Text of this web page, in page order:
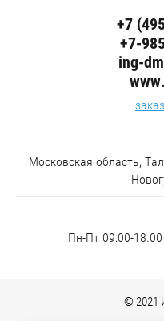
+7
+7-
ing-
Московская область,
Пн-Пт 09:00-
© 2021